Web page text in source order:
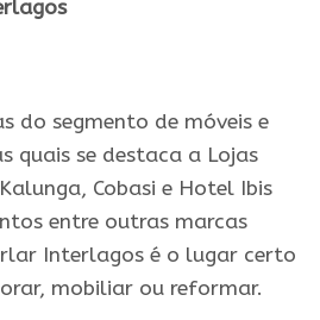
do segmento de móveis e
quais se destaca a Lojas
Cobasi e Hotel Ibis
entre outras marcas
Interlagos é o lugar certo
mobiliar ou reformar.